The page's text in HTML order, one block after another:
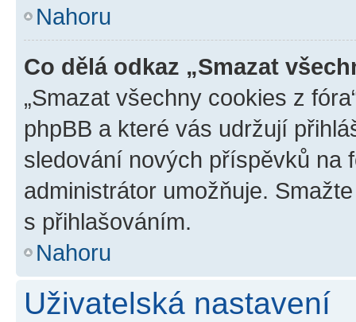
Nahoru
Co dělá odkaz „Smazat
„Smazat všechny cookies z
phpBB a které vás udržují
sledování nových příspěvků na
administrátor umožňuje.
s přihlašováním.
Nahoru
Uživatelská nastavení